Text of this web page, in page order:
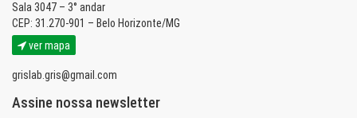
Sala 3047 – 3° andar
CEP: 31.270-901 – Belo Horizonte/MG
ver mapa
grislab.gris@gmail.com
Assine nossa newsletter